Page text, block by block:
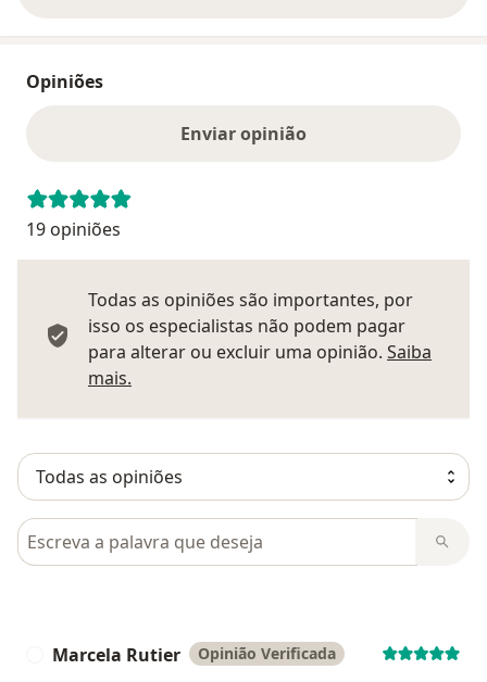
Opiniões
Enviar opinião
19 opiniões
Todas as opiniões são importantes, por
isso os especialistas não podem pagar
para alterar ou excluir uma opinião. Saiba
mais.
Pesquisar em opiniões
Marcela Rutier Opinião Verificada